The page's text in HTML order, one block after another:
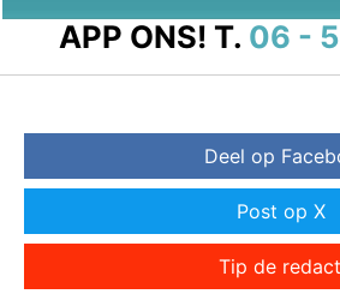
APP ONS! T. 06 -
Deel op
Post op X
Tip de